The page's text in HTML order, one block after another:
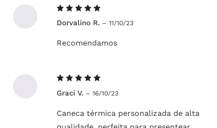
5de 5
Dorvalino R. – 11/10/23
Recomendamos
5de 5
Graci V. – 16/10/23
Caneca térmica personalizada de alta